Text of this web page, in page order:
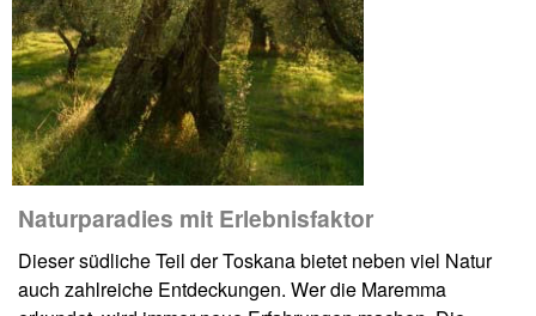
Naturparadies mit Erlebnisfaktor
Dieser südliche Teil der Toskana bietet neben viel Natur
auch zahlreiche Entdeckungen. Wer die Maremma